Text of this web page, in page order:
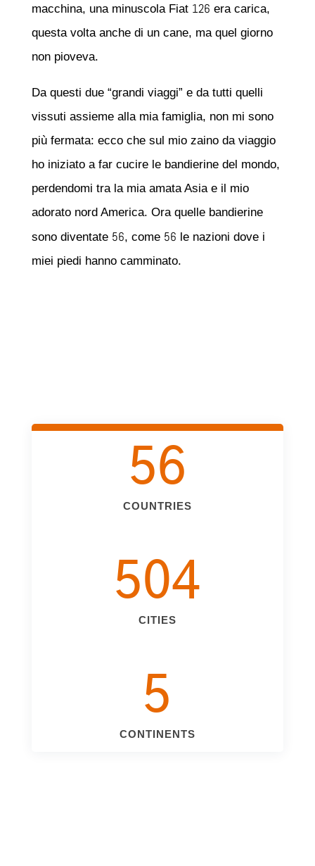
macchina, una minuscola Fiat 126 era carica,
questa volta anche di un cane, ma quel giorno
non pioveva.
Da questi due “grandi viaggi” e da tutti quelli
vissuti assieme alla mia famiglia, non mi sono
più fermata: ecco che sul mio zaino da viaggio
ho iniziato a far cucire le bandierine del mondo,
perdendomi tra la mia amata Asia e il mio
adorato nord America. Ora quelle bandierine
sono diventate 56, come 56 le nazioni dove i
miei piedi hanno camminato.
56
COUNTRIES
504
CITIES
5
CONTINENTS